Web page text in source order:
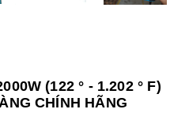
(122 ° - 1.202 ° F)
CHÍNH HÃNG